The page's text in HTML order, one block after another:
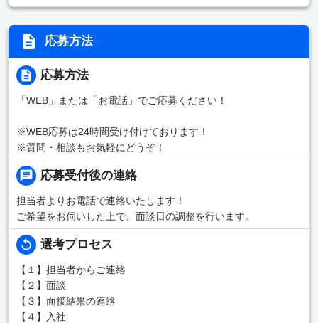
応募方法
応募方法
「WEB」または「お電話」でご応募ください！
※WEB応募は24時間受け付けております！
※質問・相談もお気軽にどうぞ！
応募受付後の連絡
担当者よりお電話で連絡いたします！
ご希望をお伺いした上で、面談日の調整を行います。
選考プロセス
【１】担当者からご連絡
【２】面談
【３】面接結果の連絡
【４】入社